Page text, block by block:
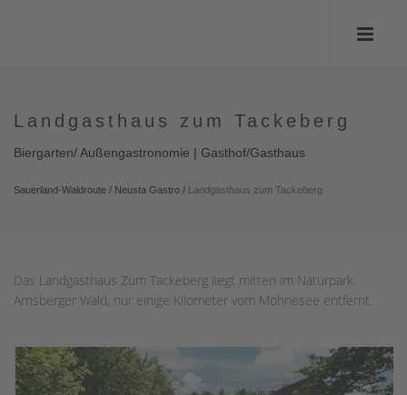
Landgasthaus zum Tackeberg
Biergarten/ Außengastronomie | Gasthof/Gasthaus
Sauerland-Waldroute / Neusta Gastro / Landgasthaus zum Tackeberg
Das Landgasthaus Zum Tackeberg liegt mitten im Naturpark
Arnsberger Wald, nur einige Kilometer vom Möhnesee entfernt.